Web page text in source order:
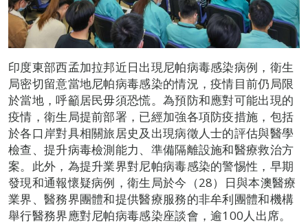
印度東部西孟加拉邦近日出現尼帕病毒感染病例，衛生
局密切留意當地尼帕病毒感染的情況，疫情目前仍局限
於當地，呼籲居民毋須恐慌。為預防和應對可能出現的
疫情，衛生局提前部署，已經加強各項防疫措施，包括
於各口岸對具相關旅居史及出現病徵人士的評估與醫學
檢查、提升病毒檢測能力、準備隔離設施和醫療救治方
案。此外，為提升業界對尼帕病毒感染的警惕性，早期
發現和通報懷疑病例，衛生局於今（28）日與本澳醫療
業界、醫務界團體和提供醫療服務的非牟利團體和機構
舉行醫務界應對尼帕病毒感染座談會，逾100人出席。